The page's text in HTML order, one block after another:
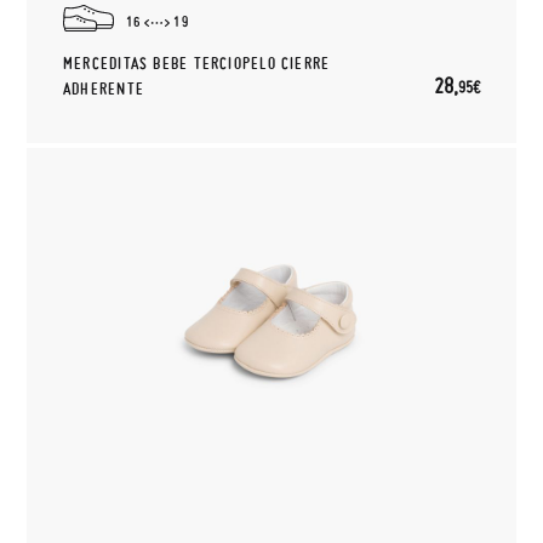
16 19
MERCEDITAS BEBE TERCIOPELO CIERRE
ADHERENTE
28,95€